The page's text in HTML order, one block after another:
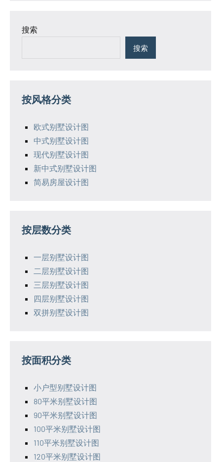
搜索
搜索
按风格分类
欧式别墅设计图
中式别墅设计图
现代别墅设计图
新中式别墅设计图
简易房屋设计图
按层数分类
一层别墅设计图
二层别墅设计图
三层别墅设计图
四层别墅设计图
双拼别墅设计图
按面积分类
小户型别墅设计图
80平米别墅设计图
90平米别墅设计图
100平米别墅设计图
110平米别墅设计图
120平米别墅设计图